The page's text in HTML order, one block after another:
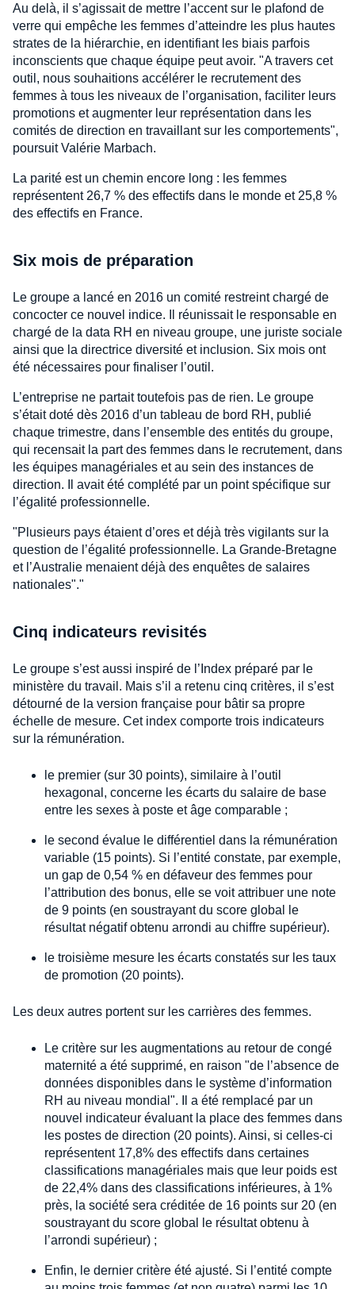
Au delà, il s’agissait de mettre l’accent sur le plafond de
verre qui empêche les femmes d’atteindre les plus hautes
strates de la hiérarchie, en identifiant les biais parfois
inconscients que chaque équipe peut avoir. "A travers cet
outil, nous souhaitions accélérer le recrutement des
femmes à tous les niveaux de l’organisation, faciliter leurs
promotions et augmenter leur représentation dans les
comités de direction en travaillant sur les comportements",
poursuit Valérie Marbach.
La parité est un chemin encore long : les femmes
représentent 26,7 % des effectifs dans le monde et 25,8 %
des effectifs en France.
Six mois de préparation
Le groupe a lancé en 2016 un comité restreint chargé de
concocter ce nouvel indice. Il réunissait le responsable en
chargé de la data RH en niveau groupe, une juriste sociale
ainsi que la directrice diversité et inclusion. Six mois ont
été nécessaires pour finaliser l’outil.
L’entreprise ne partait toutefois pas de rien. Le groupe
s’était doté dès 2016 d’un tableau de bord RH, publié
chaque trimestre, dans l’ensemble des entités du groupe,
qui recensait la part des femmes dans le recrutement, dans
les équipes managériales et au sein des instances de
direction. Il avait été complété par un point spécifique sur
l’égalité professionnelle.
"Plusieurs pays étaient d’ores et déjà très vigilants sur la
question de l’égalité professionnelle. La Grande-Bretagne
et l’Australie menaient déjà des enquêtes de salaires
nationales"."
Cinq indicateurs revisités
Le groupe s’est aussi inspiré de l’Index préparé par le
ministère du travail. Mais s’il a retenu cinq critères, il s’est
détourné de la version française pour bâtir sa propre
échelle de mesure. Cet index comporte trois indicateurs
sur la rémunération.
le premier (sur 30 points), similaire à l’outil
hexagonal, concerne les écarts du salaire de base
entre les sexes à poste et âge comparable ;
le second évalue le différentiel dans la rémunération
variable (15 points). Si l’entité constate, par exemple,
un gap de 0,54 % en défaveur des femmes pour
l’attribution des bonus, elle se voit attribuer une note
de 9 points (en soustrayant du score global le
résultat négatif obtenu arrondi au chiffre supérieur).
le troisième mesure les écarts constatés sur les taux
de promotion (20 points).
Les deux autres portent sur les carrières des femmes.
Le critère sur les augmentations au retour de congé
maternité a été supprimé, en raison "de l’absence de
données disponibles dans le système d’information
RH au niveau mondial". Il a été remplacé par un
nouvel indicateur évaluant la place des femmes dans
les postes de direction (20 points). Ainsi, si celles-ci
représentent 17,8% des effectifs dans certaines
classifications managériales mais que leur poids est
de 22,4% dans des classifications inférieures, à 1%
près, la société sera créditée de 16 points sur 20 (en
soustrayant du score global le résultat obtenu à
l’arrondi supérieur) ;
Enfin, le dernier critère été ajusté. Si l’entité compte